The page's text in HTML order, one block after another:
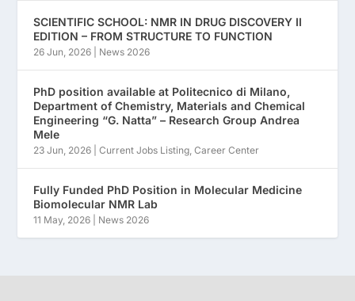
SCIENTIFIC SCHOOL: NMR IN DRUG DISCOVERY II
EDITION – FROM STRUCTURE TO FUNCTION
26 Jun, 2026 News 2026
PhD position available at Politecnico di Milano,
Department of Chemistry, Materials and Chemical
Engineering “G. Natta” – Research Group Andrea
Mele
23 Jun, 2026 |Current Jobs Listing ,Career Center
Fully Funded PhD Position in Molecular Medicine
Biomolecular NMR Lab
11 May, 2026 News 2026